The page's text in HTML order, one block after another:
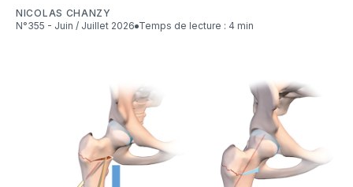
NICOLAS CHANZY
N°355 - Juin / Juillet 2026
Temps de lecture : 4 min